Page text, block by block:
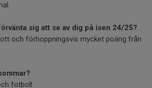
sig att se av dig på isen 24/25?
och förhoppningsvis mycket poäng från
fotboll